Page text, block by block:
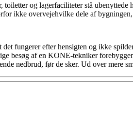
og lagerfaciliteter stå
ikke overvejehvilke dele af
fungerer efter hensigten og ikke
besøg af en KONE-tekniker
nedbrud, før de sker. Ud over mere